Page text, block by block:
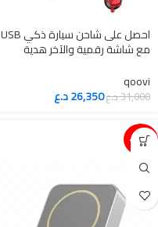
احصل على شاحن سيارة ذكي USB
مع شاشة رقمية والآخر هدية
qoovi
31,000د.ع26,350د.ع
15%-